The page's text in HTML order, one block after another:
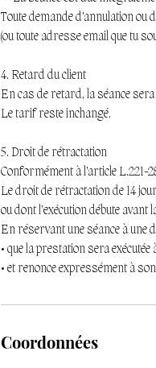
Toute demande d’annulation
(ou toute adresse email que tu
4. Retard du client
En cas de retard, la séance
Le tarif reste inchangé.
5. Droit de rétractation
Conformément à l’article L.221-
Le droit de rétractation de 14
ou dont l’exécution débute avant
En réservant une séance à une
• que la prestation sera exécutée
• et renonce expressément à
Coordonnées